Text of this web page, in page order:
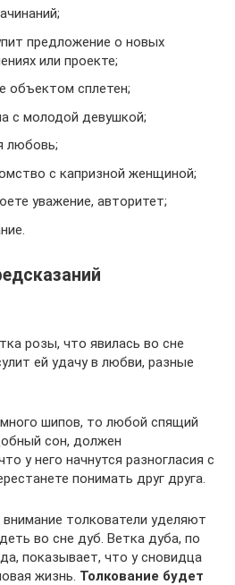
предложение о новых
или проекте;
объектом сплетен;
с молодой девушкой;
любовь;
с капризной женщиной;
уважение, авторитет;
розы, что явилась во сне
ей удачу в любви, разные
шипов, то любой спящий
сон, должен
у него начнутся разногласия с
понимать друг друга.
толкователи уделяют
во сне дуб. Ветка дуба, по
показывает, что у сновидца
жизнь. Толкование будет